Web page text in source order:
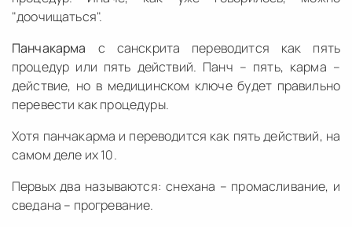
"доочищаться".
Панчакарма с санскрита переводится как пять
процедур или пять действий. Панч – пять, карма –
действие, но в медицинском ключе будет правильно
перевести как процедуры.
Хотя панчакарма и переводится как пять действий, на
самом деле их 10.
Первых два называются: снехана – промасливание, и
сведана – прогревание.